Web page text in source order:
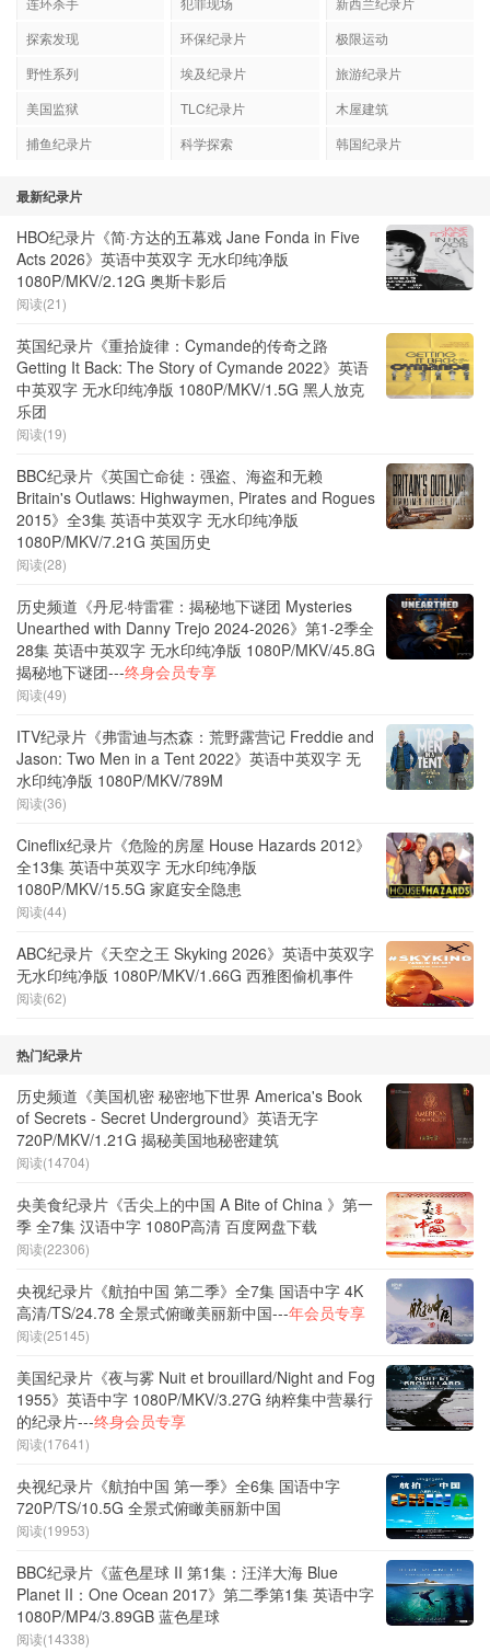
探索发现
环保纪录片
极限运动
野性系列
埃及纪录片
旅游纪录片
美国监狱
TLC纪录片
木屋建筑
捕鱼纪录片
科学探索 韩国纪录片
最新纪录片
HBO纪录片《简·方达的五幕戏 Jane Fonda in Five
Acts 2026》英语中英双字 无水印纯净版
1080P/MKV/2.12G 奥斯卡影后
阅读(21)
英国纪录片《重拾旋律：Cymande的传奇之路
Getting It Back: The Story of Cymande 2022》英语
中英双字 无水印纯净版 1080P/MKV/1.5G 黑人放克
乐团
阅读(19)
BBC纪录片《英国亡命徒：强盗、海盗和无赖
Britain's Outlaws: Highwaymen, Pirates and Rogues
2015》全3集 英语中英双字 无水印纯净版
1080P/MKV/7.21G 英国历史
阅读(28)
历史频道《丹尼·特雷霍：揭秘地下谜团 Mysteries
Unearthed with Danny Trejo 2024-2026》第1-2季全
28集 英语中英双字 无水印纯净版 1080P/MKV/45.8G
揭秘地下谜团---终身会员专享
阅读(49)
ITV纪录片《弗雷迪与杰森：荒野露营记 Freddie and
Jason: Two Men in a Tent 2022》英语中英双字 无
水印纯净版 1080P/MKV/789M
阅读(36)
Cineflix纪录片《危险的房屋 House Hazards 2012》
全13集 英语中英双字 无水印纯净版
1080P/MKV/15.5G 家庭安全隐患
阅读(44)
ABC纪录片《天空之王 Skyking 2026》英语中英双字
无水印纯净版 1080P/MKV/1.66G 西雅图偷机事件
阅读(62)
热门纪录片
历史频道《美国机密 秘密地下世界 America's Book
of Secrets - Secret Underground》英语无字
720P/MKV/1.21G 揭秘美国地秘密建筑
阅读(14704)
央美食纪录片《舌尖上的中国 A Bite of China 》第一
季 全7集 汉语中字 1080P高清 百度网盘下载
阅读(22306)
央视纪录片《航拍中国 第二季》全7集 国语中字 4K
高清/TS/24.78 全景式俯瞰美丽新中国---年会员专享
阅读(25145)
美国纪录片《夜与雾 Nuit et brouillard/Night and Fog
1955》英语中字 1080P/MKV/3.27G 纳粹集中营暴行
的纪录片---终身会员专享
阅读(17641)
央视纪录片《航拍中国 第一季》全6集 国语中字
720P/TS/10.5G 全景式俯瞰美丽新中国
阅读(19953)
BBC纪录片《蓝色星球 II 第1集：汪洋大海 Blue
Planet II：One Ocean 2017》第二季第1集 英语中字
1080P/MP4/3.89GB 蓝色星球
阅读(14338)